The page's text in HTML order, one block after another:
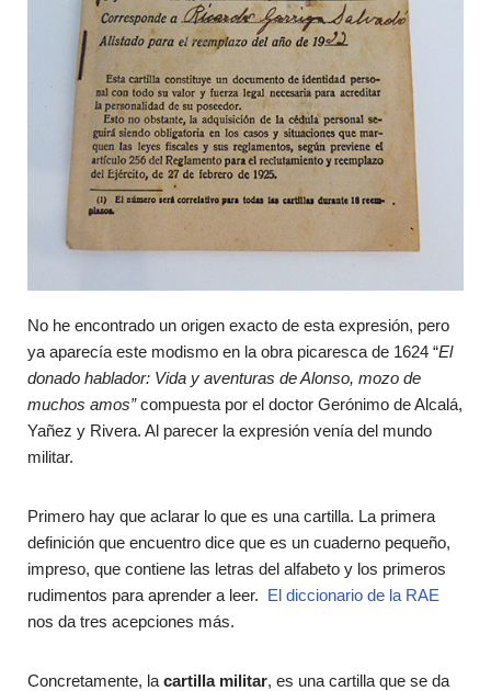
No he encontrado un origen exacto de esta expresión, pero
ya aparecía este modismo en la obra picaresca de 1624 “El
donado hablador: Vida y aventuras de Alonso, mozo de
muchos amos”compuesta por el doctor Gerónimo de Alcalá,
Yañez y Rivera. Al parecer la expresión venía del mundo
militar.
Primero hay que aclarar lo que es una cartilla. La primera
definición que encuentro dice que es un cuaderno pequeño,
impreso, que contiene las letras del alfabeto y los primeros
rudimentos para aprender a leer. El diccionario de la RAE
nos da tres acepciones más.
Concretamente, la cartilla militar, es una cartilla que se da